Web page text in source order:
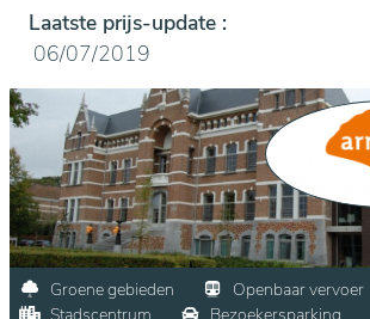
Laatste prijs-update :
06/07/2019
Groene gebieden
Openbaar vervoer